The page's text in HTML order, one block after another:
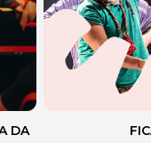
DA